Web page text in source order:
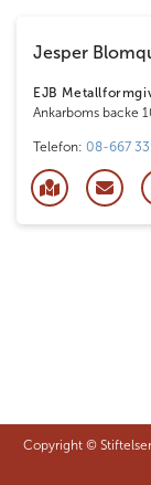
Jesper
EJB
Ankarboms backe
Telefon: 08-667 33
Copyright ©